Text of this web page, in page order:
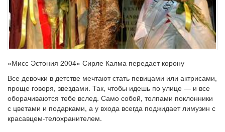
«Мисс Эстония 2004» Сирле Калма передает корону
Все девочки в детстве мечтают стать певицами или актрисами,
проще говоря, звездами. Так, чтобы идешь по улице — и все
оборачиваются тебе вслед. Само собой, толпами поклонники
с цветами и подарками, а у входа всегда поджидает лимузин с
красавцем-телохранителем.